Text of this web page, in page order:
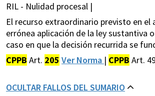
RIL - Nulidad procesal |
El recurso extraordinario previsto en
errónea aplicación de la ley sustantiva
caso en que la decisión recurrida se
CPPB Art. 205 Ver Norma | CPPB Art.
OCULTAR FALLOS DEL SUMARIO